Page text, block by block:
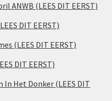
ANWB (LEES DIT EERST)
DIT EERST)
(LEES DIT EERST)
DIT EERST)
Het Donker (LEES DIT